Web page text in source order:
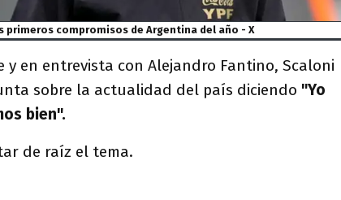
primeros compromisos de Argentina del año - X
y en entrevista con Alejandro Fantino, Scaloni
sobre la actualidad del país diciendo "Yo
bien".
de raíz el tema.